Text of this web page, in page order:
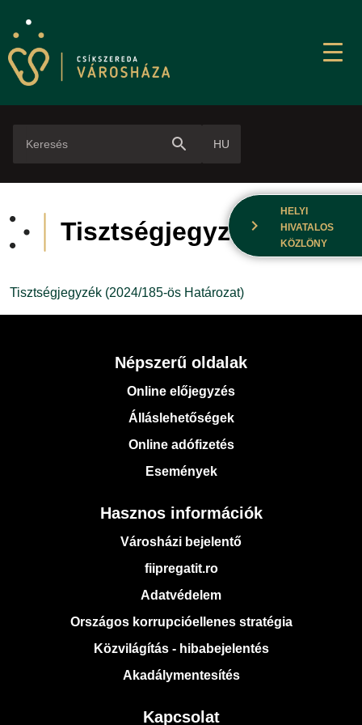
search HU
chevron_right
HELYI
HIVATALOS
KÖZLÖNY
Tisztségjegyzék
Tisztségjegyzék (2024/185-ös Határozat)
Népszerű oldalak
Online előjegyzés
Álláslehetőségek
Online adófizetés
Események
Hasznos információk
Városházi bejelentő
fiipregatit.ro
Adatvédelem
Országos korrupcióellenes stratégia
Közvilágítás - hibabejelentés
Akadálymentesítés
Kapcsolat